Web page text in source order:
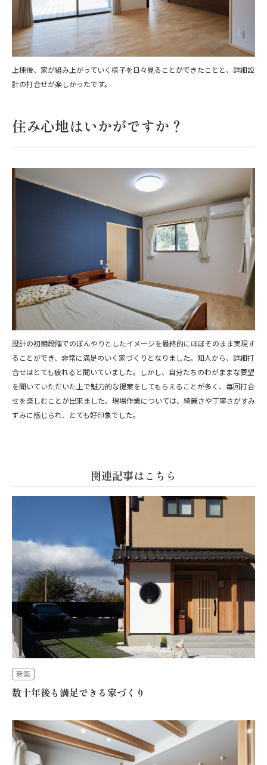
上棟後、家が組み上がっていく様子を日々見ることができたことと、詳細設
計の打合せが楽しかったです。
住み心地はいかがですか？
設計の初期段階でのぼんやりとしたイメージを最終的にほぼそのまま実現す
ることができ、非常に満足のいく家づくりとなりました。知人から、詳細打
合せはとても疲れると聞いていました。しかし、自分たちのわがままな要望
を聞いていただいた上で魅力的な提案をしてもらえることが多く、毎回打合
せを楽しむことが出来ました。現場作業については、綺麗さや丁寧さがすみ
ずみに感じられ、とても好印象でした。
関連記事はこちら
新築
数十年後も満足できる家づくり